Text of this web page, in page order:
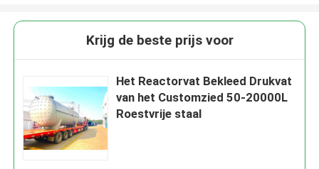
Krijg de beste prijs voor
Het Reactorvat Bekleed Drukvat
van het Customzied 50-20000L
Roestvrije staal